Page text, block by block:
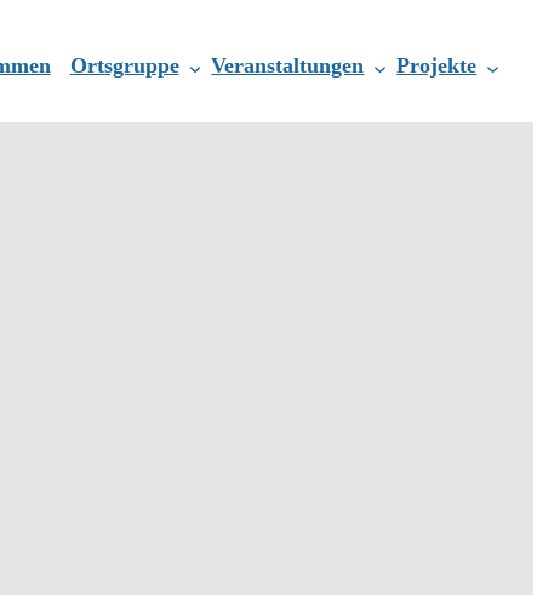
Ortsgruppe Veranstaltungen Projekte